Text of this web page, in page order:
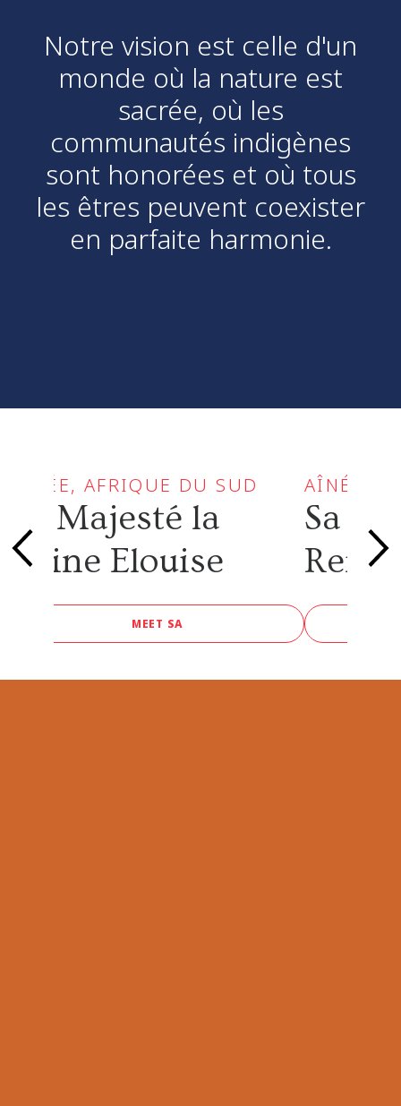
Notre vision est celle d'un
monde où la nature est
sacrée, où les
communautés indigènes
sont honorées et où tous
les êtres peuvent coexister
en parfaite harmonie.
AÎNÉE, AFRIQUE DU SUD
Sa Majesté la
Reine Elouise
MEET SA
AÎNÉE,
Sa